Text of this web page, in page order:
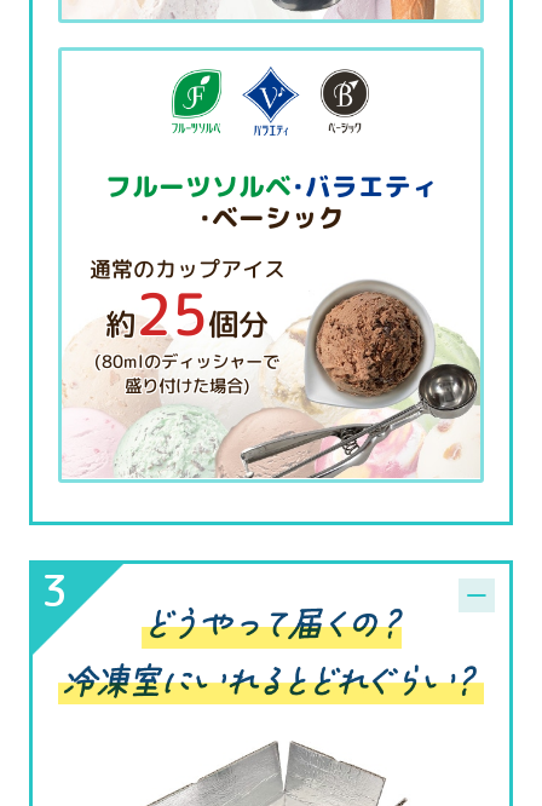
フルーツソルベ・バラエティ
・ベーシック
通常のカップアイス
約25個分
(80mlのディッシャーで
盛り付けた場合)